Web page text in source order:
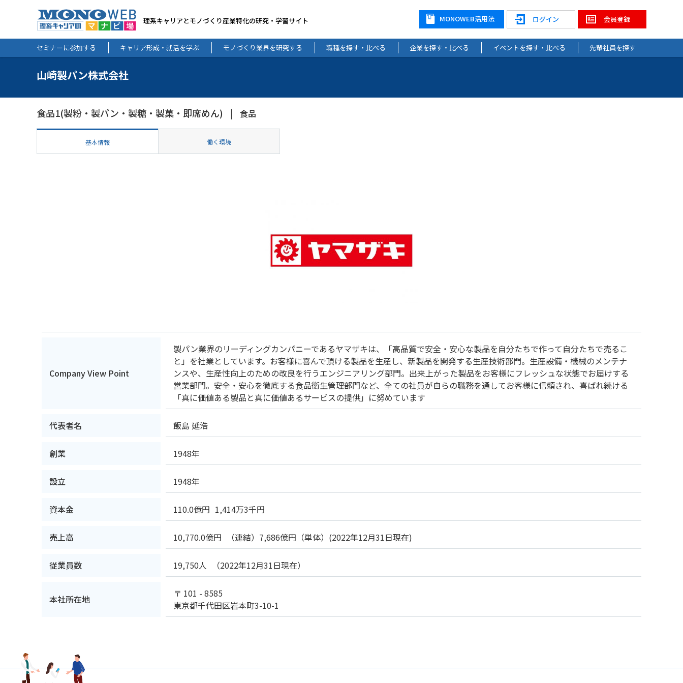
理系キャリアとモノづくり産業特化の研究・学習サイト 会員登録
ログイン
MONOWEB活用法
セミナーに参加する キャリア形成・就活を学ぶ モノづくり業界を研究する 職種を探す・比べる 企業を探す・比べる イベントを探す・比べる 先輩社員を探す
山崎製パン株式会社
食品1(製粉・製パン・製糖・製菓・即席めん) 食品
基本情報 働く環境
Company View Point
製パン業界のリーディングカンパニーであるヤマザキは、「高品質で安全・安心な製品を自分たちで作って自分たちで売るこ
と」を社業としています。お客様に喜んで頂ける製品を生産し、新製品を開発する生産技術部門。生産設備・機械のメンテナ
ンスや、生産性向上のための改良を行うエンジニアリング部門。出来上がった製品をお客様にフレッシュな状態でお届けする
営業部門。安全・安心を徹底する食品衛生管理部門など、全ての社員が自らの職務を通してお客様に信頼され、喜ばれ続ける
「真に価値ある製品と真に価値あるサービスの提供」に努めています
代表者名 飯島 延浩
創業 1948年
設立 1948年
資本金 110.0億円 1,414万3千円
売上高 10,770.0億円 （連結）7,686億円（単体）(2022年12月31日現在)
従業員数 19,750人 （2022年12月31日現在）
本社所在地
〒 101 - 8585
東京都千代田区岩本町3-10-1